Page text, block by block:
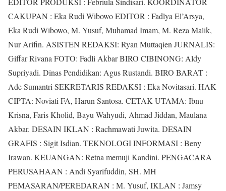
CAKUPAN : Eka Rudi Wibowo EDITOR : Fadlya El’Arsya,
Eka Rudi Wibowo, M. Yusuf, Muhamad Imam, M. Reza Malik,
Nur Arifin. ASISTEN REDAKSI: Ryan Muttaqien JURNALIS:
Giffar Rivana FOTO: Fadli Akbar BIRO CIBINONG: Aldy
Supriyadi. Dinas Pendidikan: Agus Rustandi. BIRO BARAT :
Ade Sumantri SEKRETARIS REDAKSI : Eka Novitasari. HAK
CIPTA: Noviati FA, Harun Santosa. CETAK UTAMA: Ibnu
Krisna, Faris Kholid, Bayu Wahyudi, Ahmad Jiddan, Maulana
Akbar. DESAIN IKLAN : Rachmawati Juwita. DESAIN
GRAFIS : Sigit Isdian. TEKNOLOGI INFORMASI : Beny
Irawan. KEUANGAN: Retna memuji Kandini. PENGACARA
PERUSAHAAN : Andi Syarifuddin, SH. MH
PEMASARAN/PEREDARAN : M. Yusuf, IKLAN : Jamsy